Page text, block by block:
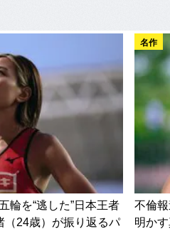
輪を“逃した”日本王者
24歳）が振り返るパ
名作
不倫
明か